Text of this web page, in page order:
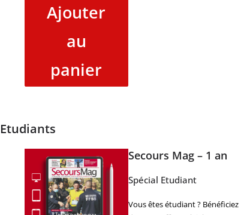
Ajouter
au
panier
Etudiants
Secours Mag – 1 an
Spécial Etudiant
Vous êtes étudiant ? Bénéficiez